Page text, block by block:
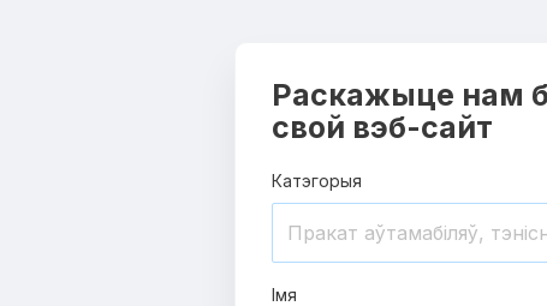
Раскажыце нам
свой вэб-сайт
Катэгорыя
Імя